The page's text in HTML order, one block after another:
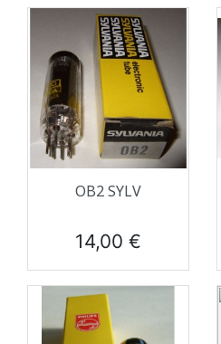
OB2 SYLV
Prix
14,00 €